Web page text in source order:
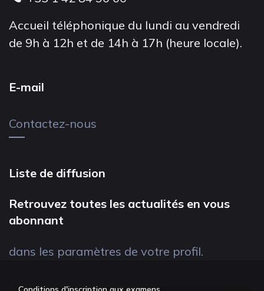
Accueil téléphonique du lundi au vendredi
de 9h à 12h et de 14h à 17h (heure locale).
E-mail
Contactez-nous
Liste de diffusion
Retrouvez toutes les actualités en vous
abonnant
dans les paramètres de votre profil.